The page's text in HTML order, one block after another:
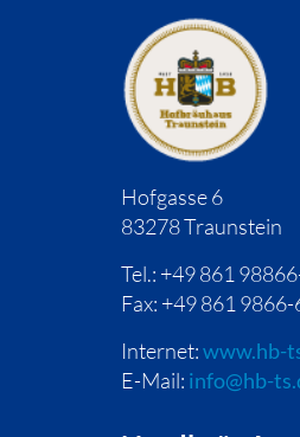
Hofgasse 6
83278 Traunstein
Tel.: +49 861
Fax: +49 861
Internet:www.hb-
E-Mail: info@hb-